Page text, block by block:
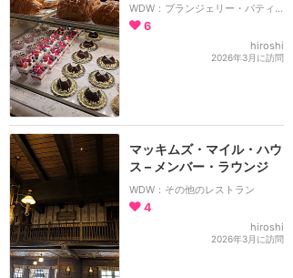
WDW：ブランジェリー・パティセリー
6
hiroshi
2026年3月に訪問
マッキムズ・マイル・ハウ
ス – メンバー・ラウンジ
WDW：その他のレストラン
4
hiroshi
2026年3月に訪問